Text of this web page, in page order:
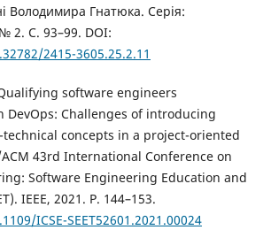
Володимира Гнатюка. Серія:
2. С. 93–99. DOI:
2415-3605.25.2.11
software engineers
DevOps: Challenges of introducing
concepts in a project-oriented
ACM 43rd International Conference on
Software Engineering Education and
IEEE, 2021. P. 144–153.
ICSE-SEET52601.2021.00024